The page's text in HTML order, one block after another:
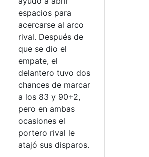
espacios para
acercarse al arco
rival. Después de
que se dio el
empate, el
delantero tuvo dos
chances de marcar
a los 83 y 90+2,
pero en ambas
ocasiones el
portero rival le
atajó sus disparos.